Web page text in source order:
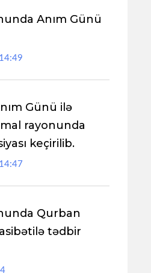
Anım Günü
Günü ilə
rayonunda
keçirilib.
Qurban
tədbir